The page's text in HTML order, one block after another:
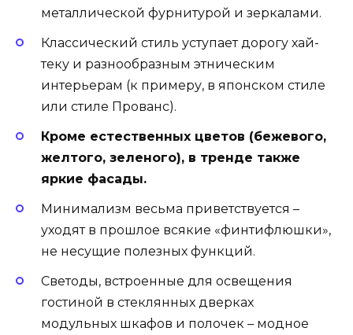
металлической фурнитурой и зеркалами.
Классический стиль уступает дорогу хай-
теку и разнообразным этническим
интерьерам (к примеру, в японском стиле
или стиле Прованс).
Кроме естественных цветов (бежевого,
желтого, зеленого), в тренде также
яркие фасады.
Минимализм весьма приветствуется –
уходят в прошлое всякие «финтифлюшки»,
не несущие полезных функций.
Светоды, встроенные для освещения
гостиной в стеклянных дверках
модульных шкафов и полочек – модное